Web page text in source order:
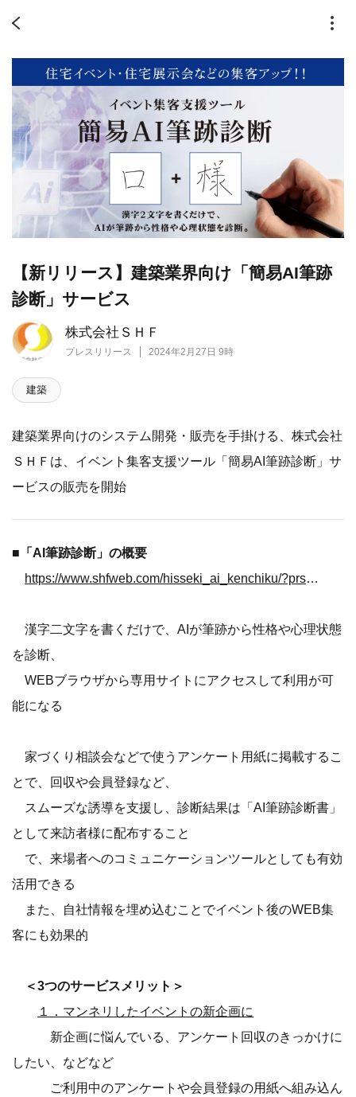
株式会社ＳＨＦ
プレスリリース 2024年2月27日 9時
【新リリース】建築業界向け「簡易AI筆跡
診断」サービス
建築
建築業界向けのシステム開発・販売を手掛ける、株式会社
ＳＨＦは、イベント集客支援ツール「簡易AI筆跡診断」サ
ービスの販売を開始
■「AI筆跡診断」の概要
https://www.shfweb.com/hisseki_ai_kenchiku/?prs2402
漢字二文字を書くだけで、AIが筆跡から性格や心理状態
を診断、
WEBブラウザから専用サイトにアクセスして利用が可
能になる
家づくり相談会などで使うアンケート用紙に掲載するこ
とで、回収や会員登録など、
スムーズな誘導を支援し、診断結果は「AI筆跡診断書」
として来訪者様に配布すること
で、来場者へのコミュニケーションツールとしても有効
活用できる
また、自社情報を埋め込むことでイベント後のWEB集
客にも効果的
＜3つのサービスメリット＞
１．マンネリしたイベントの新企画に
新企画に悩んでいる、アンケート回収のきっかけに
したい、などなど
ご利用中のアンケートや会員登録の用紙へ組み込ん